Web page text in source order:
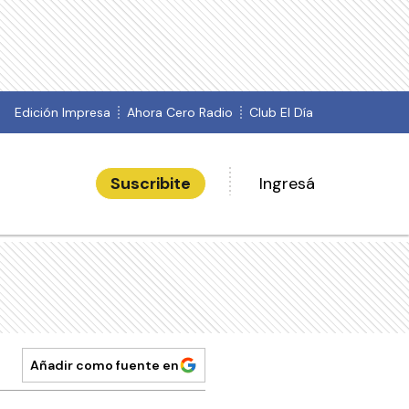
Edición Impresa Ahora Cero Radio Club El Día
Suscribite Ingresá
Añadir como fuente en